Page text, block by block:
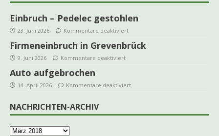
Einbruch – Pedelec gestohlen
23. Juni 2026 Kommentare deaktiviert
Firmeneinbruch in Grevenbrück
9. Juni 2026 Kommentare deaktiviert
Auto aufgebrochen
14. April 2026 Kommentare deaktiviert
NACHRICHTEN-ARCHIV